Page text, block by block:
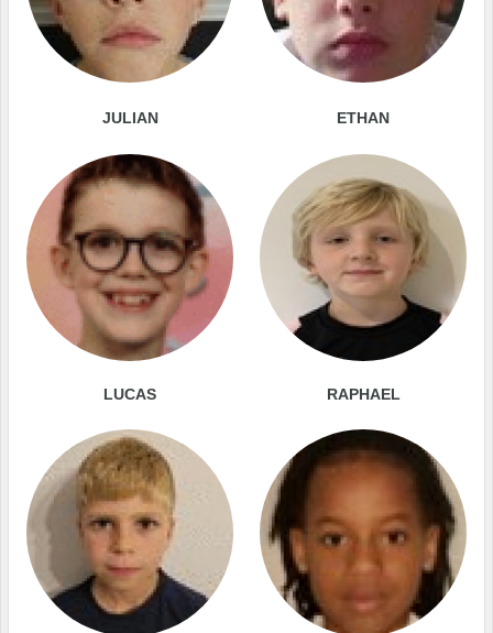
JULIAN ETHAN
LUCAS RAPHAEL